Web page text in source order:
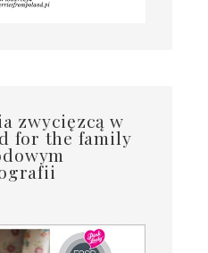
zwycięzcą w
for the family